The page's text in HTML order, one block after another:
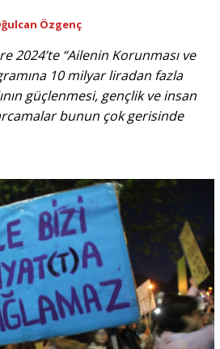
Özgenç
2024’te “Ailenin Korunması ve
10 milyar liradan fazla
güçlenmesi, gençlik ve insan
bunun çok gerisinde